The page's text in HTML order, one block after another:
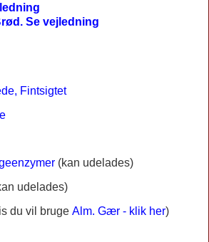
Se vejledning
Fintsigtet
(kan udelades)
udelades)
du vil bruge Alm. Gær - klik her)